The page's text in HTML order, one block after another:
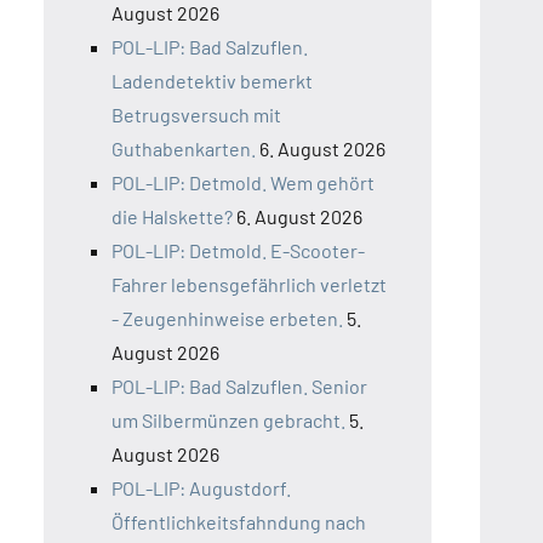
August 2026
POL-LIP: Bad Salzuflen.
Ladendetektiv bemerkt
Betrugsversuch mit
Guthabenkarten. 6. August 2026
POL-LIP: Detmold. Wem gehört
die Halskette? 6. August 2026
POL-LIP: Detmold. E-Scooter-
Fahrer lebensgefährlich verletzt
- Zeugenhinweise erbeten. 5.
August 2026
POL-LIP: Bad Salzuflen. Senior
um Silbermünzen gebracht. 5.
August 2026
POL-LIP: Augustdorf.
Öffentlichkeitsfahndung nach